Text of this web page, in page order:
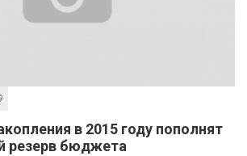
в 2015 году пополнят
резерв бюджета